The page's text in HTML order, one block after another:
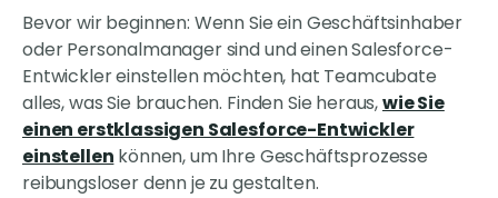
Bevor wir beginnen: Wenn Sie ein Geschäftsinhaber
oder Personalmanager sind und einen Salesforce-
Entwickler einstellen möchten, hat Teamcubate
alles, was Sie brauchen. Finden Sie heraus,wie Sie
einen erstklassigen Salesforce-Entwickler
einstellen können, um Ihre Geschäftsprozesse
reibungsloser denn je zu gestalten.